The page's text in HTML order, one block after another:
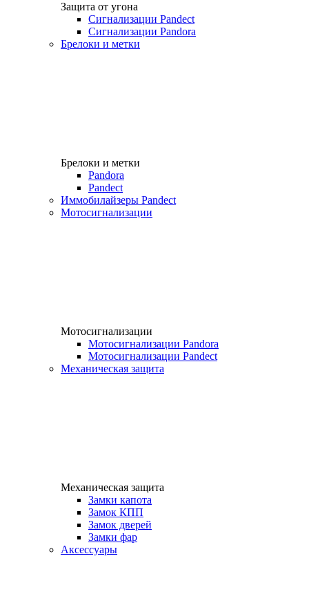
Защита от угона
Сигнализации Pandect
Сигнализации Pandora
Брелоки и метки
Брелоки и метки
Pandora
Pandect
Иммобилайзеры Pandect
Мотосигнализации
Мотосигнализации
Мотосигнализации Pandora
Мотосигнализации Pandect
Механическая защита
Механическая защита
Замки капота
Замок КПП
Замок дверей
Замки фар
Аксессуары